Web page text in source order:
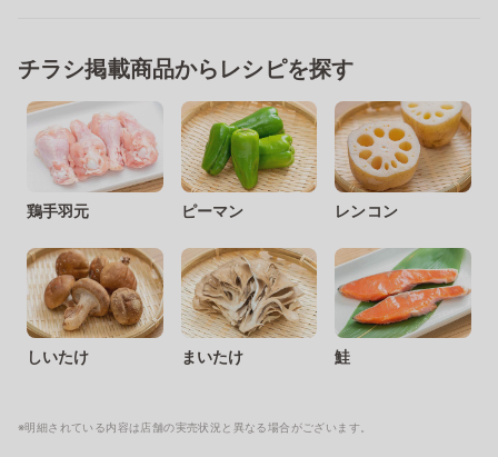
チラシ掲載商品からレシピを探す
鶏手羽元 ピーマン レンコン
しいたけ まいたけ 鮭
※明細されている内容は店舗の実売状況と異なる場合がございます。